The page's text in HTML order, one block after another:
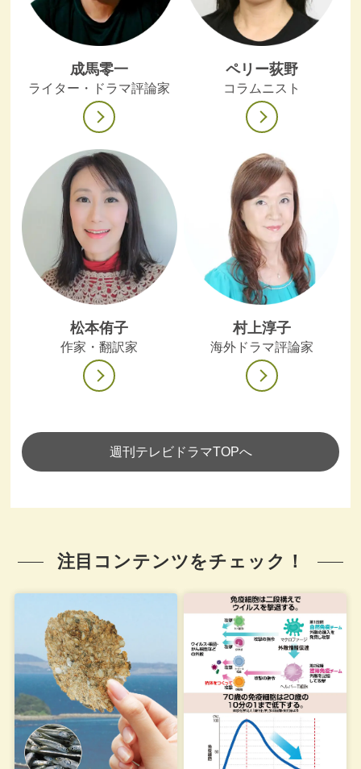
成馬零一
ライター・ドラマ評論家
ペリー荻野
コラムニスト
松本侑子
作家・翻訳家
村上淳子
海外ドラマ評論家
週刊テレビドラマTOPへ
注目コンテンツをチェック！